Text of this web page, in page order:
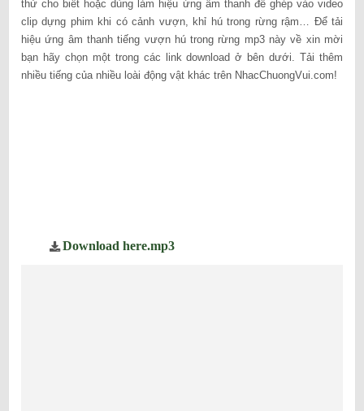
thử cho biết hoặc dùng làm hiệu ứng âm thanh để ghép vào video
clip dựng phim khi có cảnh vượn, khỉ hú trong rừng rậm… Để tải
hiệu ứng âm thanh tiếng vượn hú trong rừng mp3 này về xin mời
bạn hãy chọn một trong các link download ở bên dưới. Tải thêm
nhiều tiếng của nhiều loài động vật khác trên NhacChuongVui.com!
Download here.mp3